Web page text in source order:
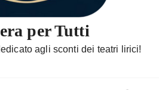
per Tutti
agli sconti dei teatri lirici!